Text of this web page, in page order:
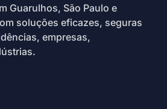
Guarulhos, São Paulo e
soluções eficazes, seguras
empresas,